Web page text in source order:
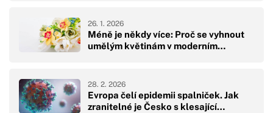
Méně je někdy více: Proč se vyhnout
umělým květinám v moderním…
26. 1. 2026
Evropa čelí epidemii spalniček. Jak
zranitelné je Česko s klesající…
28. 2. 2026